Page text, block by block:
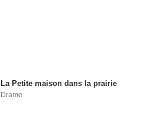
La Petite maison dans la prairie
Drame